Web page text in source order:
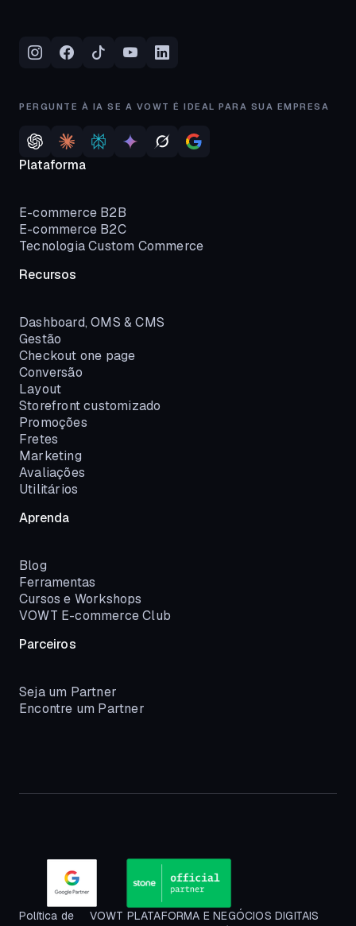
PERGUNTE À IA SE A VOWT É IDEAL PARA SUA EMPRESA
Plataforma
E-commerce B2B
E-commerce B2C
Tecnologia Custom Commerce
Recursos
Dashboard, OMS & CMS
Gestão
Checkout one page
Conversão
Layout
Storefront customizado
Promoções
Fretes
Marketing
Avaliações
Utilitários
Aprenda
Blog
Ferramentas
Cursos e Workshops
VOWT E-commerce Club
Parceiros
Seja um Partner
Encontre um Partner
Política de
VOWT PLATAFORMA E NEGÓCIOS DIGITAIS